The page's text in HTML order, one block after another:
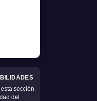
sección
del